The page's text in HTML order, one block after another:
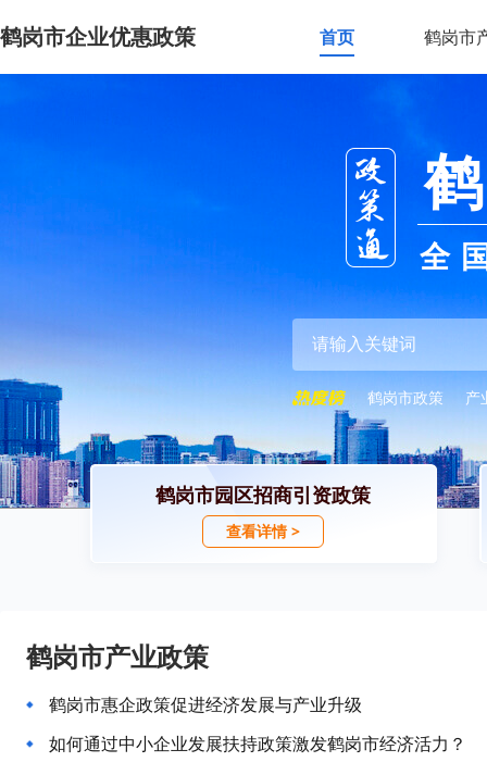
鹤岗市企业优惠政策 首页 鹤岗市
全
鹤岗市政策 产
鹤岗市园区招商引资政策
查看详情 >
鹤岗市产业政策
鹤岗市惠企政策促进经济发展与产业升级
如何通过中小企业发展扶持政策激发鹤岗市经济活力？